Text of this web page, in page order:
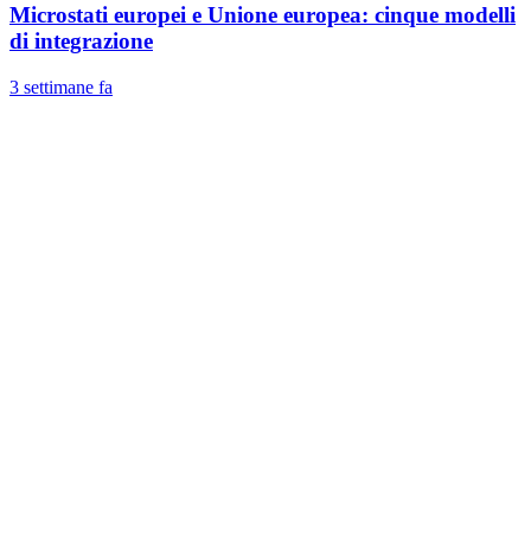
Microstati europei e Unione europea: cinque modelli
di integrazione
3 settimane fa